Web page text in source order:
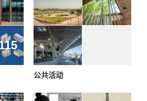
公共活动